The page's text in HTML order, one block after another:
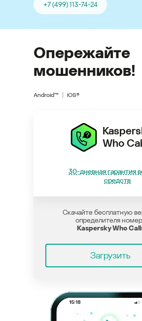
+7 (499) 113-74-24
Опережайте
мошенников!
Android™ iOS®
Who
30-дневная гарантия
средств
Скачайте бесплатную
определителя
Kaspersky Who
Загрузить